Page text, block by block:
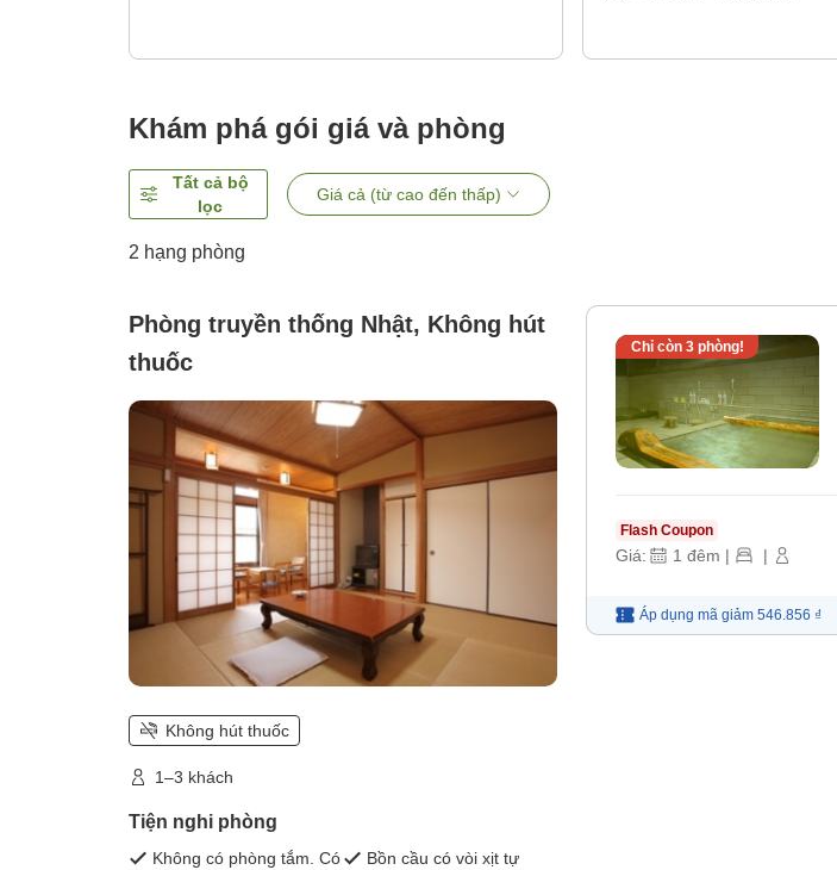
Khám phá gói giá và phòng
Tất cả bộ
lọc
Giá cả (từ cao đến thấp)
2 hạng phòng
Phòng truyền thống Nhật, Không hút
thuốc
Không hút thuốc
1–3 khách
Tiện nghi phòng
Không có phòng tắm. Có
Bồn cầu có vòi xịt tự
Chỉ còn 3phòng!
Flash Coupon
Giá: 1 đêm | |
Áp dụng mã giảm 546.856 ₫